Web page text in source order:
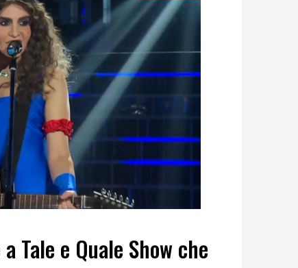
Tale e Quale Show che